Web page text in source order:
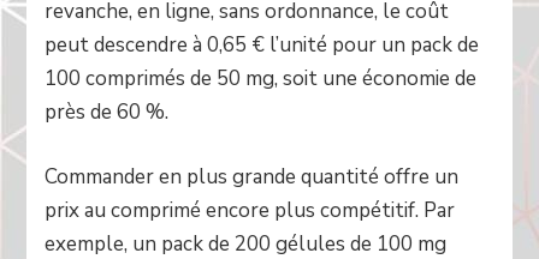
revanche, en ligne, sans ordonnance, le coût
peut descendre à 0,65 € l’unité pour un pack de
100 comprimés de 50 mg, soit une économie de
près de 60 %.
Commander en plus grande quantité offre un
prix au comprimé encore plus compétitif. Par
exemple, un pack de 200 gélules de 100 mg